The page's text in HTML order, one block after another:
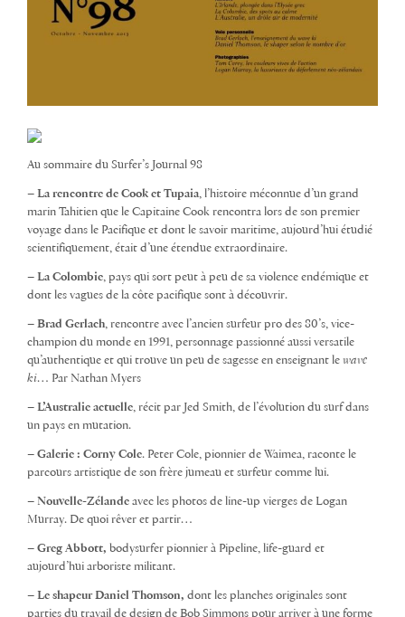
Au sommaire du Surfer’s Journal 98
– La rencontre de Cook et Tupaia , l’histoire méconnue d’un grand
marin Tahitien que le Capitaine Cook rencontra lors de son premier
voyage dans le Pacifique et dont le savoir maritime, aujourd’hui étudié
scientifiquement, était d’une étendue extraordinaire.
– La Colombie , pays qui sort peut à peu de sa violence endémique et
dont les vagues de la côte pacifique sont à découvrir.
– Brad Gerlach , rencontre avec l’ancien surfeur pro des 80’s, vice-
champion du monde en 1991, personnage passionné aussi versatile
qu’authentique et qui trouve un peu de sagesse en enseignant le wave
ki… Par Nathan Myers
– L’Australie actuelle , récit par Jed Smith, de l’évolution du surf dans
un pays en mutation.
– Galerie : Corny Cole. Peter Cole, pionnier de Waimea, raconte le
parcours artistique de son frère jumeau et surfeur comme lui.
– Nouvelle-Zélande avec les photos de line-up vierges de Logan
Murray. De quoi rêver et partir…
– Greg Abbott, bodysurfer pionnier à Pipeline, life-guard et
aujourd’hui arboriste militant.
– Le shapeur Daniel Thomson, dont les planches originales sont
parties du travail de design de Bob Simmons pour arriver à une forme